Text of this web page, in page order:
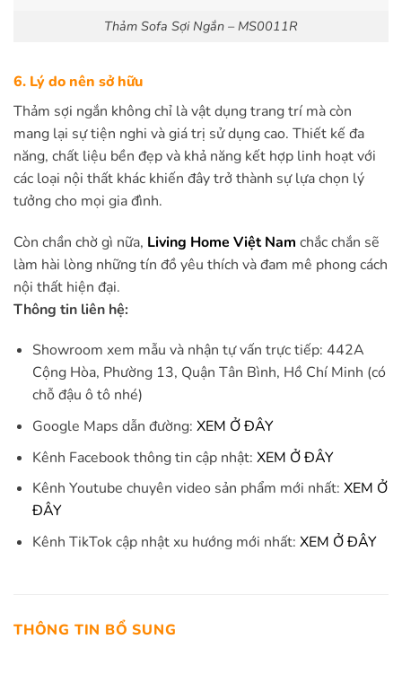
Thảm Sofa Sợi Ngắn – MS0011R
6. Lý do nên sở hữu
Thảm sợi ngắn không chỉ là vật dụng trang trí mà còn
mang lại sự tiện nghi và giá trị sử dụng cao. Thiết kế đa
năng, chất liệu bền đẹp và khả năng kết hợp linh hoạt với
các loại nội thất khác khiến đây trở thành sự lựa chọn lý
tưởng cho mọi gia đình.
Còn chần chờ gì nữa, Living Home Việt Nam chắc chắn sẽ
làm hài lòng những tín đồ yêu thích và đam mê phong cách
nội thất hiện đại.
Thông tin liên hệ:
Showroom xem mẫu và nhận tự vấn trực tiếp: 442A
Cộng Hòa, Phường 13, Quận Tân Bình, Hồ Chí Minh (có
chỗ đậu ô tô nhé)
Google Maps dẫn đường: XEM Ở ĐÂY
Kênh Facebook thông tin cập nhật: XEM Ở ĐÂY
Kênh Youtube chuyên video sản phẩm mới nhất: XEM Ở
ĐÂY
Kênh TikTok cập nhật xu hướng mới nhất: XEM Ở ĐÂY
THÔNG TIN BỔ SUNG